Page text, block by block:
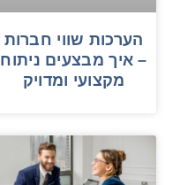
הערכות שווי חברות
– איך מבצעים ניתוח
מקצועי ומדויק